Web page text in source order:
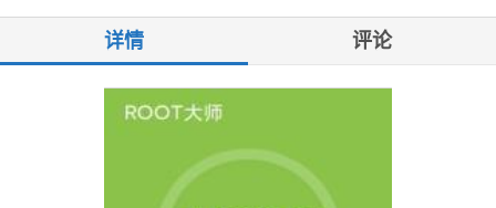
详情 评论